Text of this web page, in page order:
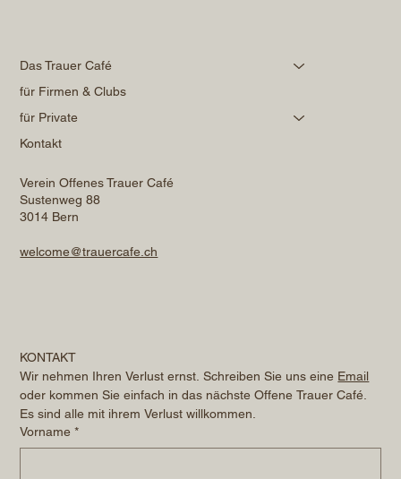
Das Trauer Café
für Firmen & Clubs
für Private
Kontakt
Verein Offenes Trauer Café
Sustenweg 88
3014 Bern
welcome@trauercafe.ch
KONTAKT
Wir nehmen Ihren Verlust ernst. Schreiben Sie uns eine Email
oder kommen Sie einfach in das nächste Offene Trauer Café.
Es sind alle mit ihrem Verlust willkommen.
Vorname *